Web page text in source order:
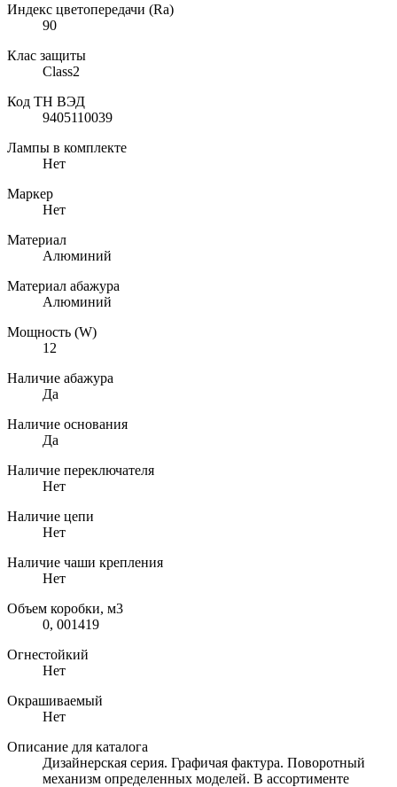
Индекс цветопередачи (Ra)
90
Клас защиты
Class2
Код ТН ВЭД
9405110039
Лампы в комплекте
Нет
Маркер
Нет
Материал
Алюминий
Материал абажура
Алюминий
Мощность (W)
12
Наличие абажура
Да
Наличие основания
Да
Наличие переключателя
Нет
Наличие цепи
Нет
Наличие чаши крепления
Нет
Объем коробки, м3
0, 001419
Огнестойкий
Нет
Окрашиваемый
Нет
Описание для каталога
Дизайнерская серия. Графичая фактура. Поворотный
механизм определенных моделей. В ассортименте